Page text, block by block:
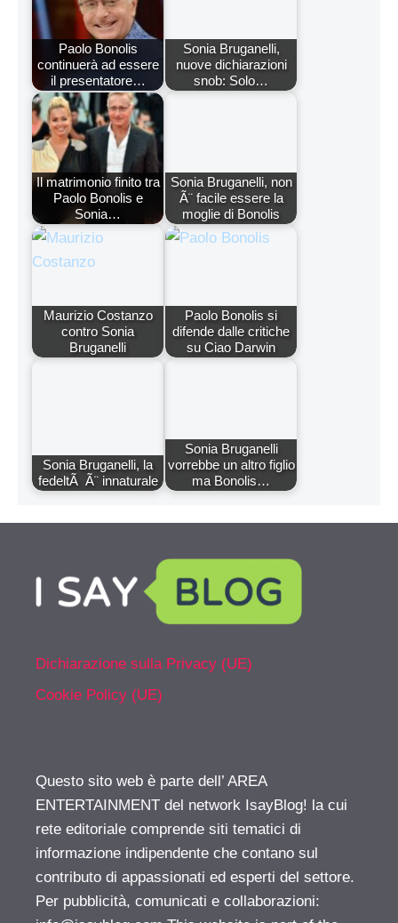
Paolo Bonolis
continuerà ad essere
il presentatore…
Sonia Bruganelli,
nuove dichiarazioni
snob: Solo…
Il matrimonio finito tra
Paolo Bonolis e
Sonia…
Sonia Bruganelli, non
Ã¨ facile essere la
moglie di Bonolis
Maurizio Costanzo
contro Sonia
Bruganelli
Paolo Bonolis si
difende dalle critiche
su Ciao Darwin
Sonia Bruganelli, la
fedeltÃ Ã¨ innaturale
Sonia Bruganelli
vorrebbe un altro figlio
ma Bonolis…
Dichiarazione sulla Privacy (UE)
Cookie Policy (UE)
Questo sito web è parte dell’ AREA
ENTERTAINMENT del network IsayBlog! la cui
rete editoriale comprende siti tematici di
informazione indipendente che contano sul
contributo di appassionati ed esperti del settore.
Per pubblicità, comunicati e collaborazioni: